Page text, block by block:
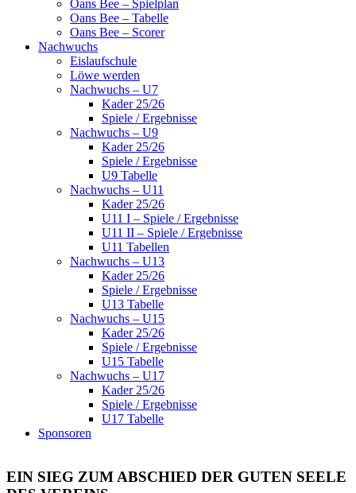
Oans Bee – Spielplan
Oans Bee – Tabelle
Oans Bee – Scorer
Nachwuchs
Eislaufschule
Löwe werden
Nachwuchs – U7
Kader 25/26
Spiele / Ergebnisse
Nachwuchs – U9
Kader 25/26
Spiele / Ergebnisse
U9 Tabelle
Nachwuchs – U11
Kader 25/26
U11 I – Spiele / Ergebnisse
U11 II – Spiele / Ergebnisse
U11 Tabellen
Nachwuchs – U13
Kader 25/26
Spiele / Ergebnisse
U13 Tabelle
Nachwuchs – U15
Kader 25/26
Spiele / Ergebnisse
U15 Tabelle
Nachwuchs – U17
Kader 25/26
Spiele / Ergebnisse
U17 Tabelle
Sponsoren
EIN SIEG ZUM ABSCHIED DER GUTEN SEELE